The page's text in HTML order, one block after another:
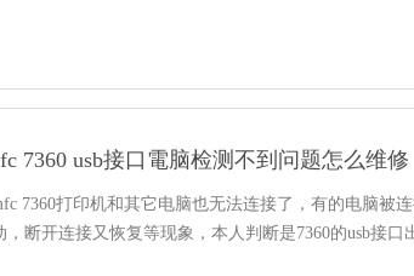
7360 usb接口電脑检测不到问题怎么维修
7360打印机和其它电脑也无法连接了，有的电脑被
，断开连接又恢复等现象，本人判断是7360的usb接口